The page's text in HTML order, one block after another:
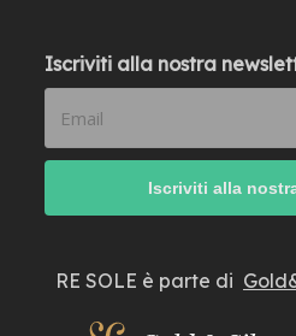
Iscriviti alla nostra
RE SOLE è parte di